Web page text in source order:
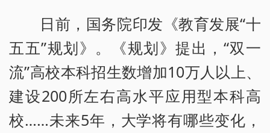
日前，国务院印发《教育发展“十
五五”规划》。《规划》提出，“双一
流”高校本科招生数增加10万人以上、
建设200所左右高水平应用型本科高
校……未来5年，大学将有哪些变化，